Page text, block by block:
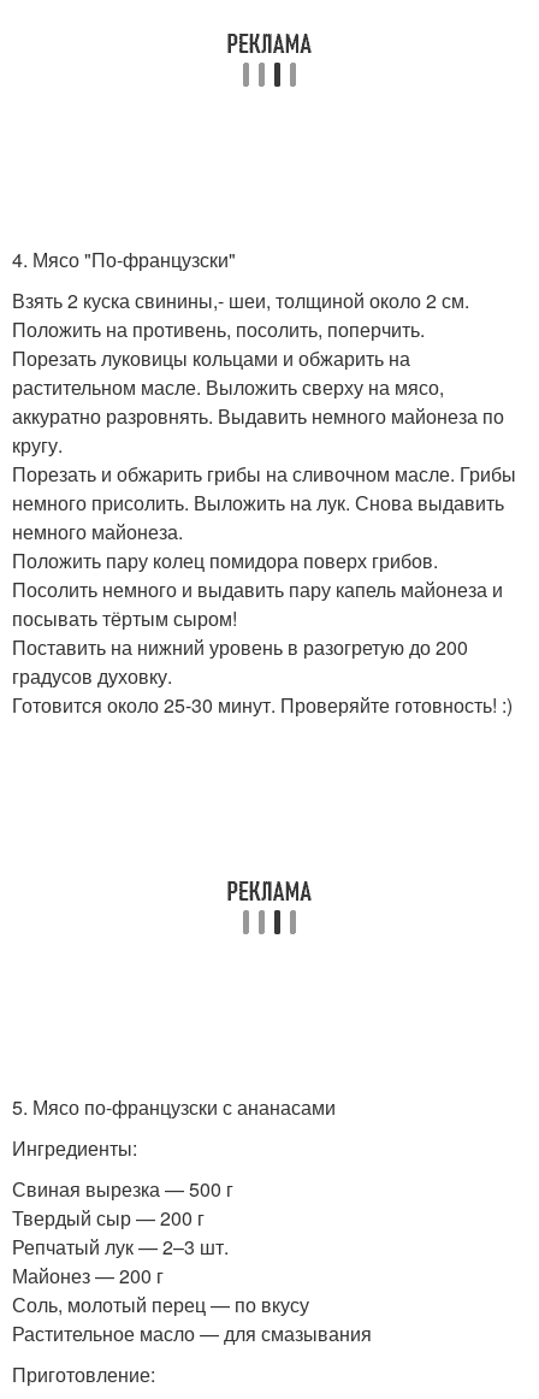
4. Мясо "По-французски"
Взять 2 куска свинины,- шеи, толщиной около 2 см.
Положить на противень, посолить, поперчить.
Порезать луковицы кольцами и обжарить на
растительном масле. Выложить сверху на мясо,
аккуратно разровнять. Выдавить немного майонеза по
кругу.
Порезать и обжарить грибы на сливочном масле. Грибы
немного присолить. Выложить на лук. Снова выдавить
немного майонеза.
Положить пару колец помидора поверх грибов.
Посолить немного и выдавить пару капель майонеза и
посывать тёртым сыром!
Поставить на нижний уровень в разогретую до 200
градусов духовку.
Готовится около 25-30 минут. Проверяйте готовность! :)
5. Мясо по-французски с ананасами
Ингредиенты:
Свиная вырезка — 500 г
Твердый сыр — 200 г
Репчатый лук — 2–3 шт.
Майонез — 200 г
Соль, молотый перец — по вкусу
Растительное масло — для смазывания
Приготовление: